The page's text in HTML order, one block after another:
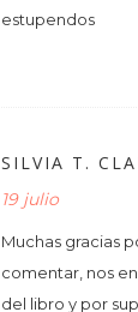
estupendos
SILVIA T.
19 julio
Muchas gracias
comentar, nos
del libro y por